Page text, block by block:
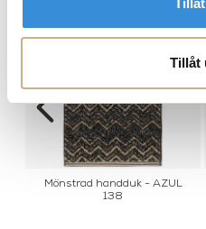
Tillåt
Mönstrad handduk - AZUL
138